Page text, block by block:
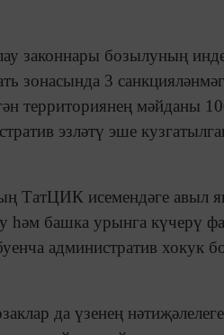
законнары бозылуның
зонасында 3
территориянең мәйданы
эзләтү эше
ТатЦИК исемендәге авыл
һәм башка урынга күчерү
административ хокук
да үзенең